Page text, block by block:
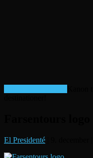
El Presidenté